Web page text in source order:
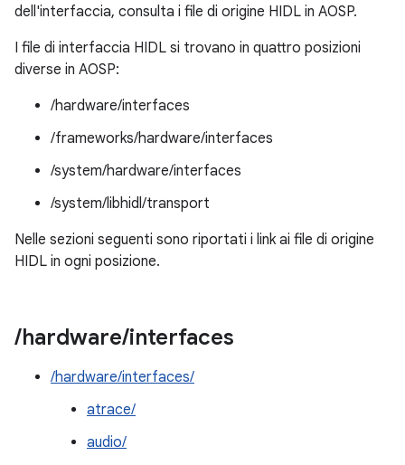
dell'interfaccia, consulta i file di origine HIDL in AOSP.
I file di interfaccia HIDL si trovano in quattro posizioni
diverse in AOSP:
/hardware/interfaces
/frameworks/hardware/interfaces
/system/hardware/interfaces
/system/libhidl/transport
Nelle sezioni seguenti sono riportati i link ai file di origine
HIDL in ogni posizione.
/hardware/interfaces
/hardware/interfaces/
atrace/
audio/